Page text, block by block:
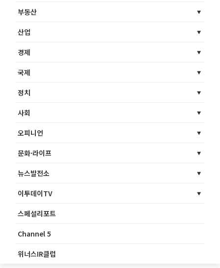
부동산
산업
경제
국제
정치
사회
오피니언
문화·라이프
뉴스발전소
이투데이TV
스페셜리포트
Channel 5
위너스IR클럽